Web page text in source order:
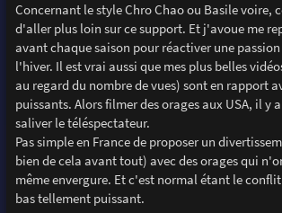
Concernant le style Chro Chao ou Basile voire,
d'aller plus loin sur ce support. Et j'avoue me
avant chaque saison pour réactiver une
l'hiver. Il est vrai aussi que mes plus belles
au regard du nombre de vues) sont en rapport
puissants. Alors filmer des orages aux USA, il y
saliver le téléspectateur.
Pas simple en France de proposer un
bien de cela avant tout) avec des orages qui
même envergure. Et c'est normal étant le
bas tellement puissant.